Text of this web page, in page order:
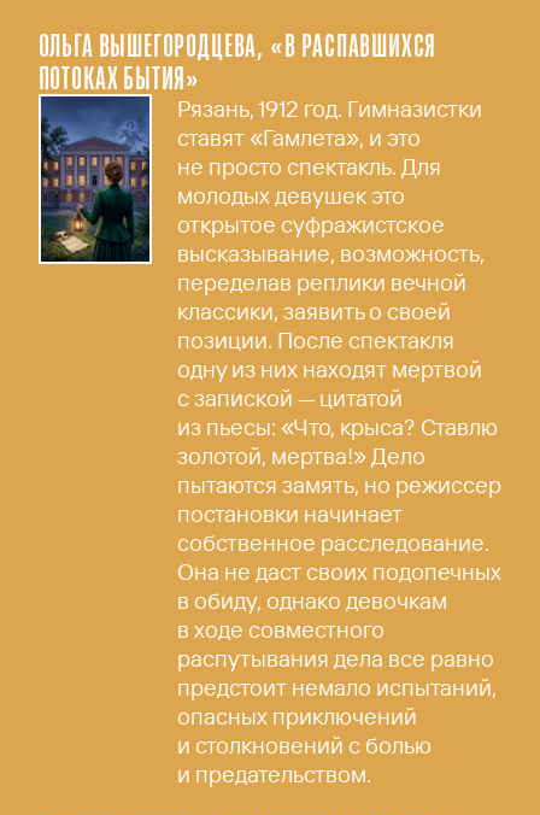
ОЛЬГА ВЫШЕГОРОДЦЕВА, «В РАСПАВШИХСЯ
ПОТОКАХ БЫТИЯ»
Рязань, 1912 год. Гимназистки
ставят «Гамлета», и это
не просто спектакль. Для
молодых девушек это
открытое суфражистское
высказывание, возможность,
переделав реплики вечной
классики, заявить о своей
позиции. После спектакля
одну из них находят мертвой
с запиской — цитатой
из пьесы: «Что, крыса? Ставлю
золотой, мертва!» Дело
пытаются замять, но режиссер
постановки начинает
собственное расследование.
Она не даст своих подопечных
в обиду, однако девочкам
в ходе совместного
распутывания дела все равно
предстоит немало испытаний,
опасных приключений
и столкновений с болью
и предательством.